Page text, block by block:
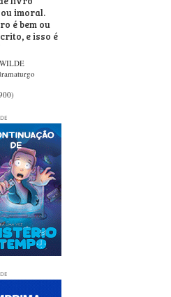
imoral.
é bem ou
e isso é